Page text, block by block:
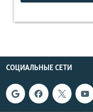
СОЦИАЛЬНЫЕ СЕТИ